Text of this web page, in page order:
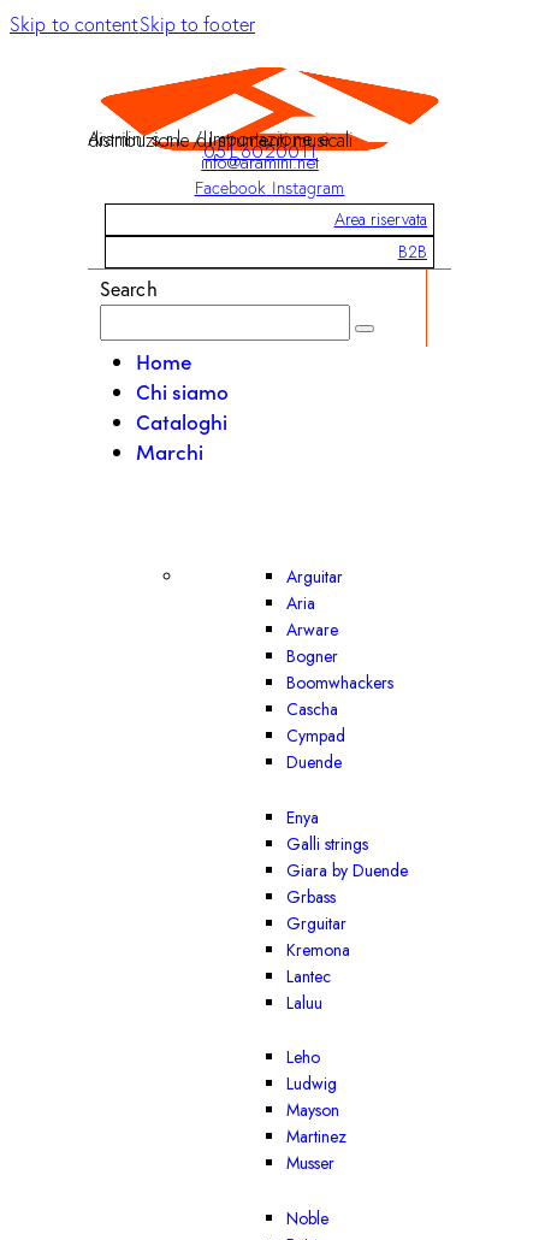
Skip to contentSkip to footer
Aramini s.r.l. / Importazione e distribuzione di strumenti musicali
051 6020011
info@aramini.net
Facebook Instagram
Area riservata
B2B
Search
Home
Chi siamo
Cataloghi
Marchi
Arguitar
Aria
Arware
Bogner
Boomwhackers
Cascha
Cympad
Duende
Enya
Galli strings
Giara by Duende
Grbass
Grguitar
Kremona
Lantec
Laluu
Leho
Ludwig
Mayson
Martinez
Musser
Noble